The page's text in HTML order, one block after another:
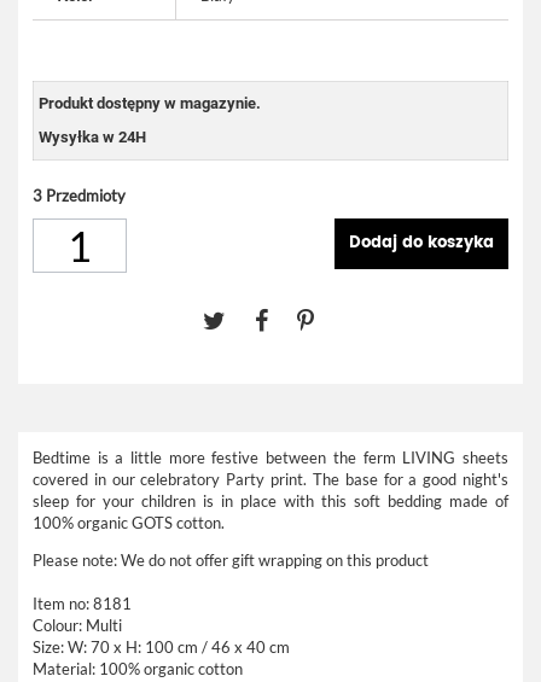
Produkt dostępny w magazynie.
Wysyłka w 24H
3 Przedmioty
Dodaj do koszyka
Bedtime is a little more festive between the ferm LIVING sheets
covered in our celebratory Party print. The base for a good night's
sleep for your children is in place with this soft bedding made of
100% organic GOTS cotton.
Please note: We do not offer gift wrapping on this product
Item no: 8181
Colour: Multi
Size: W: 70 x H: 100 cm / 46 x 40 cm
Material: 100% organic cotton